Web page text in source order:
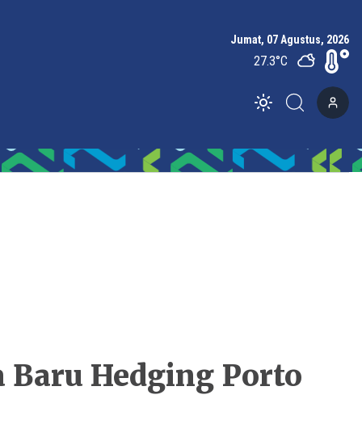
Jumat, 07 Agustus, 2026
27.3°C
Toggle theme
Baru Hedging Porto